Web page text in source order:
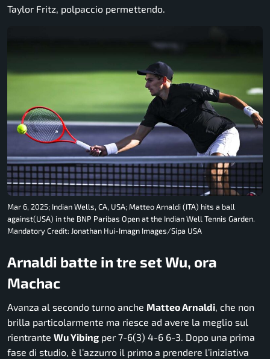
Taylor Fritz, polpaccio permettendo.
Mar 6, 2025; Indian Wells, CA, USA; Matteo Arnaldi (ITA) hits a ball
against(USA) in the BNP Paribas Open at the Indian Well Tennis Garden.
Mandatory Credit: Jonathan Hui-Imagn Images/Sipa USA
Arnaldi batte in tre set Wu, ora
Machac
Avanza al secondo turno anche Matteo Arnaldi, che non
brilla particolarmente ma riesce ad avere la meglio sul
rientrante Wu Yibing per 7-6(3) 4-6 6-3. Dopo una prima
fase di studio, è l’azzurro il primo a prendere l’iniziativa